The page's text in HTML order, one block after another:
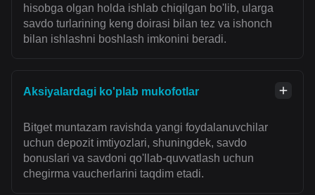
hisobga olgan holda ishlab chiqilgan bo'lib, ularga
savdo turlarining keng doirasi bilan tez va ishonch
bilan ishlashni boshlash imkonini beradi.
Aksiyalardagi ko'plab mukofotlar
Bitget muntazam ravishda yangi foydalanuvchilar
uchun depozit imtiyozlari, shuningdek, savdo
bonuslari va savdoni qo'llab-quvvatlash uchun
chegirma vaucherlarini taqdim etadi.